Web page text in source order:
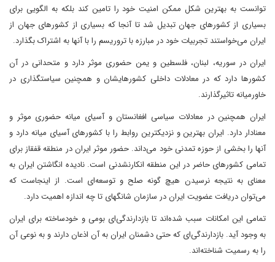
توانست به بهترین شکل ممکن امنیت خود را تامین کند بلکه به الگویی برای
بسیاری از کشورهای جهان تبدیل شد تا آنجا که بسیاری از کشورهای جهان از
ایران می‌خواستند تجربیات خود در مبارزه با تروریسم را با آنها به اشتراک بگذارد.
ایران در سوریه، لبنان، فلسطین و یمن حضوری موثر دارد و متحدانی در آن
کشورها دارد که در معادلات داخلی کشورهایشان و همچنین سیاستگذاری در
خاورمیانه تاثیرگذارند.
ایران همچنین در معادلات سیاسی افغانستان و آسیای میانه حضوری موثر و
معنادار دارد. ایران بهترین و نزدیکترین روابط را با کشورهای آسیای میانه دارد و
آنها را بخشی از حوزه تمدنی خود می‌داند. حضور موثر ایران در منطقه قفقاز برای
تمامی کشورهای حاضر در این منطقه انکارنشدنی است. نادیده انگاشتن ایران به
معنای به نتیجه نرسیدن هیچ گونه صلح و توسعه‌ای است. از اینجاست که
می‌توان دریافت عضویت ایران در سازمان شانگهای تا چه اندازه اهمیت دارد.
تمامی این امکانات سبب شده‌اند تا بازدارندگی‌ای بومی و خودساخته برای ایران
به وجود آید. بازدارندگی‌‌ای که حتی دشمنان ایران به آن اذعان دارند و به نوعی آن
را به رسمیت شناخته‌اند.